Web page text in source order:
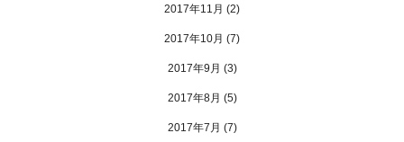
2017年11月 (2)
2017年10月 (7)
2017年9月 (3)
2017年8月 (5)
2017年7月 (7)